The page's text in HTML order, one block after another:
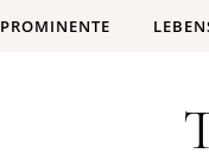
PROMINENTE